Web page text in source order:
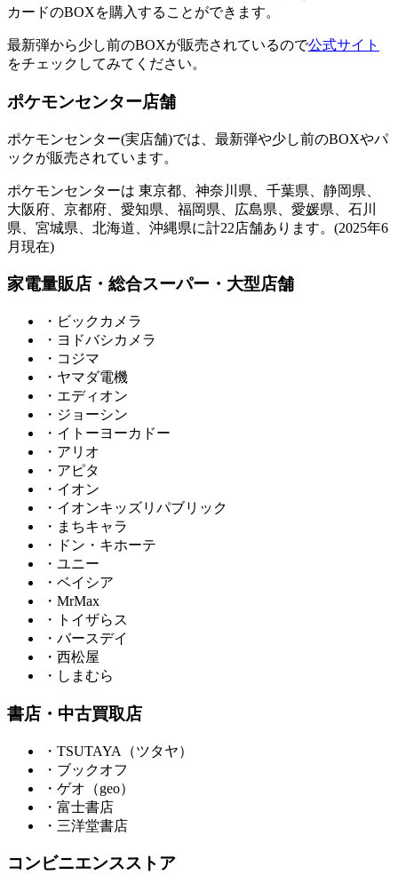
カードのBOXを購入することができます。
最新弾から少し前のBOXが販売されているので公式サイト
をチェックしてみてください。
ポケモンセンター店舗
ポケモンセンター(実店舗)では、最新弾や少し前のBOXやパ
ックが販売されています。
ポケモンセンターは 東京都、神奈川県、千葉県、静岡県、
大阪府、京都府、愛知県、福岡県、広島県、愛媛県、石川
県、宮城県、北海道、沖縄県に計22店舗あります。(2025年6
月現在)
家電量販店・総合スーパー・大型店舗
・ビックカメラ
・ヨドバシカメラ
・コジマ
・ヤマダ電機
・エディオン
・ジョーシン
・イトーヨーカドー
・アリオ
・アピタ
・イオン
・イオンキッズリパブリック
・まちキャラ
・ドン・キホーテ
・ユニー
・ベイシア
・MrMax
・トイザらス
・バースデイ
・西松屋
・しまむら
書店・中古買取店
・TSUTAYA（ツタヤ）
・ブックオフ
・ゲオ（geo）
・富士書店
・三洋堂書店
コンビニエンスストア